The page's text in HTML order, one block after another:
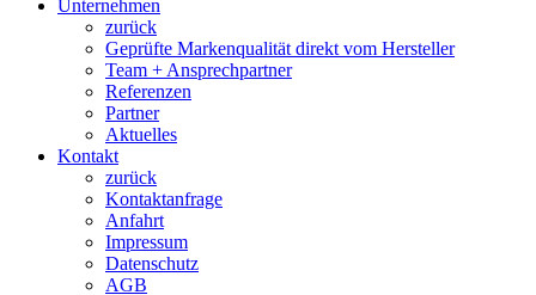
Unternehmen
zurück
Geprüfte Markenqualität direkt vom Hersteller
Team + Ansprechpartner
Referenzen
Partner
Aktuelles
Kontakt
zurück
Kontaktanfrage
Anfahrt
Impressum
Datenschutz
AGB